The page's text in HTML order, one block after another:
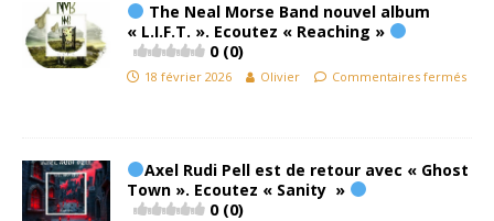
The Neal Morse Band nouvel album
« L.I.F.T. ». Ecoutez « Reaching »
0 (0)
18 février 2026 Olivier Commentaires fermés
Axel Rudi Pell est de retour avec « Ghost
Town ». Ecoutez « Sanity »
0 (0)